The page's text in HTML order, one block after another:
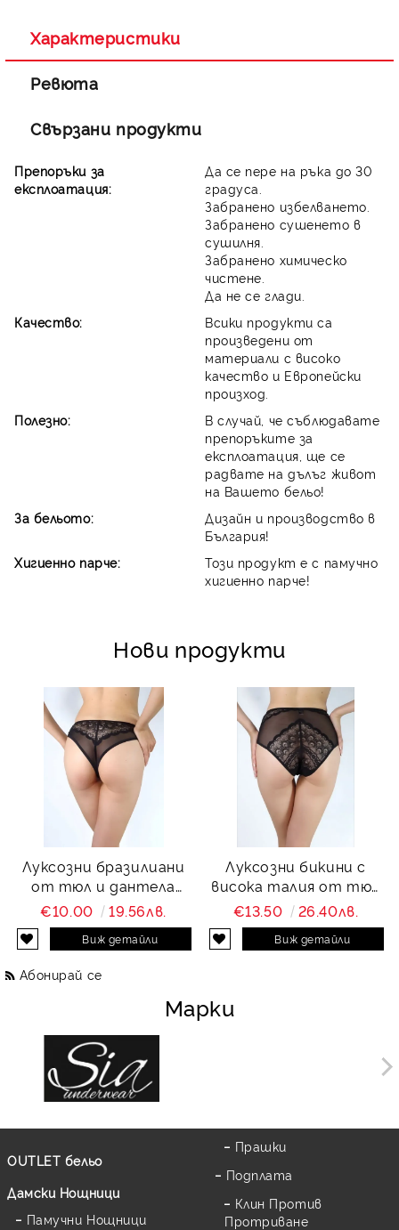
Характеристики
Ревюта
Свързани продукти
Препоръки за
експлоатация:
Да се пере на ръка до 30
градуса.
Забранено избелването.
Забранено сушенето в
сушилня.
Забранено химическо
чистене.
Да не се глади.
Качество:
Всики продукти са
произведени от
материали с високо
качество и Европейски
произход.
Полезно:
В случай, че съблюдавате
препоръките за
експлоатация, ще се
радвате на дълъг живот
на Вашето бельо!
За бельото:
Дизайн и производство в
България!
Хигиенно парче:
Този продукт е с памучно
хигиенно парче!
Нови продукти
Луксозни бразилиани
от тюл и дантела
Charity
€10.00 19.56лв.
Виж детайли
Луксозни бикини с
висока талия от тюл
и дантела Charity
€13.50 26.40лв.
Виж детайли
Абонирай се
Марки
OUTLET бельо
Дамски Нощници
Памучни Нощници
Прашки
Подплата
Клин Против
Протриване